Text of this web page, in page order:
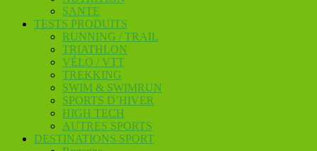
SANTE
TESTS PRODUITS
RUNNING / TRAIL
TRIATHLON
VÉLO / VTT
TREKKING
SWIM & SWIMRUN
SPORTS D’HIVER
HIGH TECH
AUTRES SPORTS
DESTINATIONS SPORT